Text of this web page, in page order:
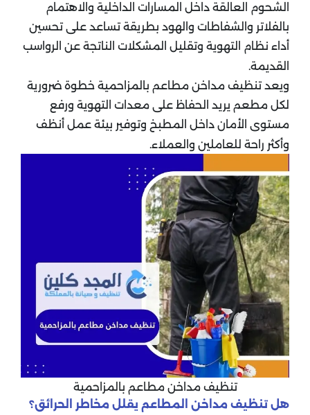
الشحوم العالقة داخل المسارات الداخلية والاهتمام
بالفلاتر والشفاطات والهود بطريقة تساعد على تحسين
أداء نظام التهوية وتقليل المشكلات الناتجة عن الرواسب
القديمة.
ويعد تنظيف مداخن مطاعم بالمزاحمية خطوة ضرورية
لكل مطعم يريد الحفاظ على معدات التهوية ورفع
مستوى الأمان داخل المطبخ وتوفير بيئة عمل أنظف
وأكثر راحة للعاملين والعملاء.
تنظيف مداخن مطاعم بالمزاحمية
هل تنظيف مداخن المطاعم يقلل مخاطر الحرائق؟